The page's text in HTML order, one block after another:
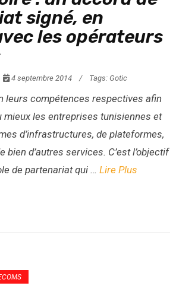
signé, en
les opérateurs
4 septembre 2014 / Tags: Gotic
leurs compétences respectives afin
mieux les entreprises tunisiennes et
d’infrastructures, de plateformes,
bien d’autres services. C’est l’objectif
de partenariat qui … Lire Plus